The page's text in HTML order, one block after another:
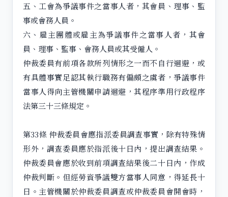
五、工會為爭議事件之當事人者，其會員、理事、監
事或會務人員。
六、雇主團體或雇主為爭議事件之當事人者，其會
員、理事、監事、會務人員或其受僱人。
仲裁委員有前項各款所列情形之一而不自行迴避，或
有具體事實足認其執行職務有偏頗之虞者，爭議事件
當事人得向主管機關申請迴避，其程序準用行政程序
法第三十三條規定。
第33條 仲裁委員會應指派委員調查事實，除有特殊情
形外，調查委員應於指派後十日內，提出調查結果。
仲裁委員會應於收到前項調查結果後二十日內，作成
仲裁判斷。但經勞資爭議雙方當事人同意，得延長十
日。主管機關於仲裁委員調查或仲裁委員會開會時，